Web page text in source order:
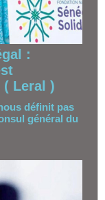
:
Leral )
définit pas
général du